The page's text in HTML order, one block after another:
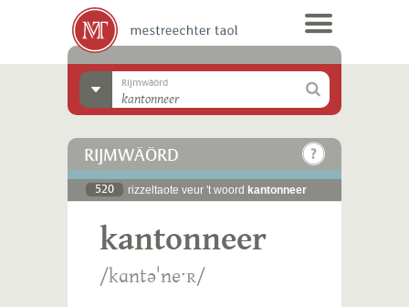
Rijmwäörd
RIJMWÄÖRD
520 rizzeltaote veur 't woord kantonneer
kantonneer
/kɑntəˈneˑʀ/